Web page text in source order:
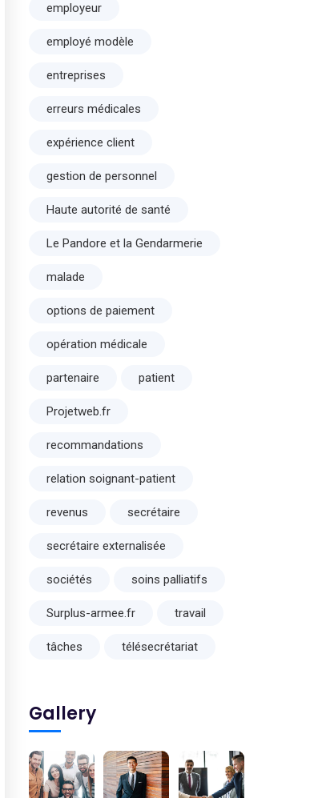
employeur
employé modèle
entreprises
erreurs médicales
expérience client
gestion de personnel
Haute autorité de santé
Le Pandore et la Gendarmerie
malade
options de paiement
opération médicale
partenaire patient
Projetweb.fr
recommandations
relation soignant-patient
revenus secrétaire
secrétaire externalisée
sociétés soins palliatifs
Surplus-armee.fr travail
tâches télésecrétariat
Gallery